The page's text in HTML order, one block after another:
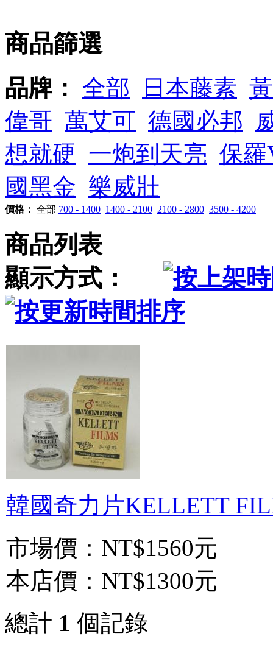
商品篩選
品牌： 全部 日本藤素
偉哥 萬艾可 德國必邦
想就硬 一炮到天亮 保羅
國黑金 樂威壯
價格： 全部 700 - 1400 1400 - 2100 2100 - 2800 3500 - 4200
商品列表
顯示方式：
韓國奇力片KELLETT
市場價： NT$1560元
本店價： NT$1300元
總計 1 個記錄